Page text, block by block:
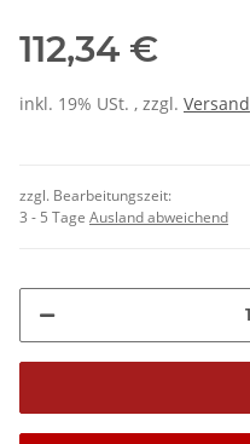
112,34 €
inkl. 19% USt. , zzgl. Versand
zzgl. Bearbeitungszeit:
3 - 5 Tage Ausland abweichend